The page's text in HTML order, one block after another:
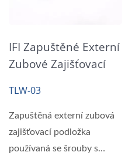
IFI Zapuštěné Externí
Zubové Zajišťovací
TLW-03
Zapuštěná externí zubová
zajišťovací podložka
používaná se šrouby s